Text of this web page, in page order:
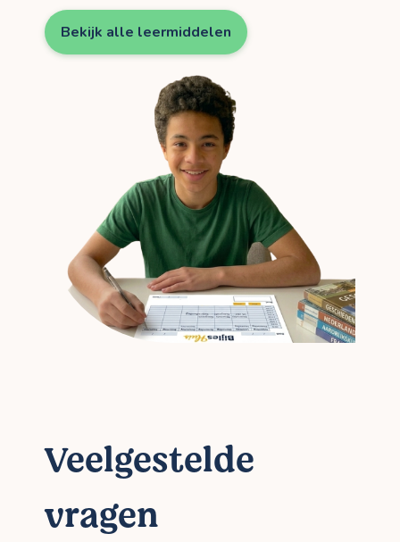
Bekijk alle leermiddelen
Veelgestelde
vragen